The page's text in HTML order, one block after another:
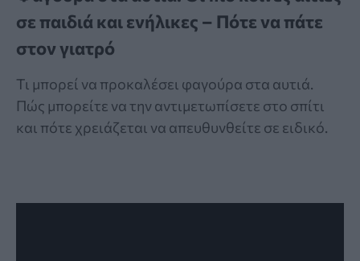
σε παιδιά και ενήλικες – Πότε να πάτε
στον γιατρό
Τι μπορεί να προκαλέσει φαγούρα στα αυτιά.
Πώς μπορείτε να την αντιμετωπίσετε στο σπίτι
και πότε χρειάζεται να απευθυνθείτε σε ειδικό.